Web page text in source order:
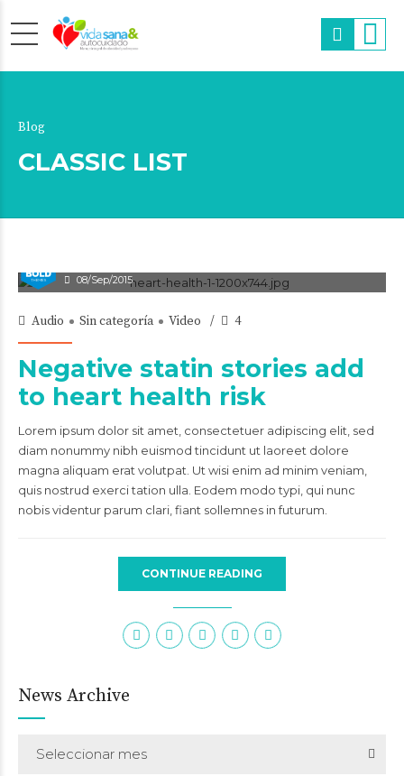
Blog
CLASSIC LIST
08/Sep/2015
Audio Sin categoría Video 4
Negative statin stories add
to heart health risk
Lorem ipsum dolor sit amet, consectetuer adipiscing elit, sed
diam nonummy nibh euismod tincidunt ut laoreet dolore
magna aliquam erat volutpat. Ut wisi enim ad minim veniam,
quis nostrud exerci tation ulla. Eodem modo typi, qui nunc
nobis videntur parum clari, fiant sollemnes in futurum.
CONTINUE READING
News Archive
Seleccionar mes